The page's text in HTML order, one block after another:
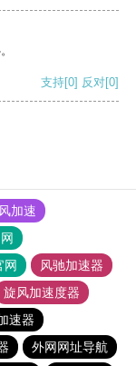
支持[0] 反对[0]
加速
网
风驰加速器
旋风加速度器
速器
外网网址导航